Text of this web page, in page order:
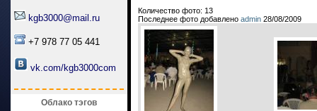
kgb3000@mail.ru
+7 978 77 05 441
vk.com/kgb3000com
Облако тэгов
Количество фото: 13
Последнее фото добавлено admin 28/08/2009